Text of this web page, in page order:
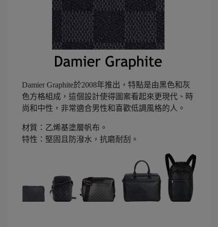
Damier Graphite於2008年推出，特點是由黑色和灰
色方格組成，這個設計使得圖案看起來更現代、時
尚和中性，非常適合男性和喜歡低調風格的人。
材質：乙烯基塗層帆布。
特性：堅固且防潑水，抗磨耐刮。